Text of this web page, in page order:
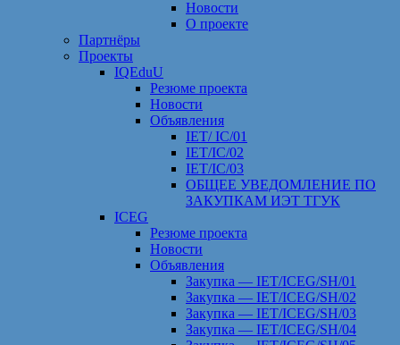
Новости
О проекте
Партнёры
Проекты
IQEduU
Резюме проекта
Новости
Объявления
IET/ IC/01
IET/IC/02
IET/IC/03
ОБЩЕЕ УВЕДОМЛЕНИЕ ПО
ЗАКУПКАМ ИЭТ ТГУК
ICEG
Резюме проекта
Новости
Объявления
Закупка — IET/ICEG/SH/01
Закупка — IET/ICEG/SH/02
Закупка — IET/ICEG/SH/03
Закупка — IET/ICEG/SH/04